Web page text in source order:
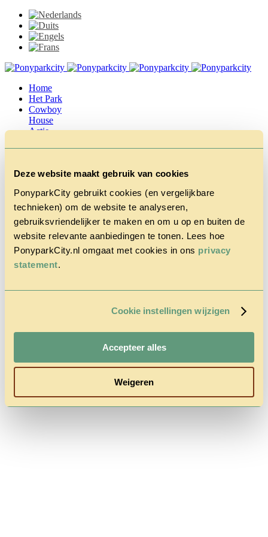
Deze website maakt gebruik van cookies
PonyparkCity gebruikt cookies (en vergelijkbare
technieken) om de website te analyseren,
gebruiksvriendelijker te maken en om u op en buiten de
website relevante aanbiedingen te tonen. Lees hoe
PonyparkCity.nl omgaat met cookies in ons privacy
statement.
Cookie instellingen wijzigen
Accepteer alles
Weigeren
Home
Het Park
Cowboy
House
Actie
Tarieven &
Follow us